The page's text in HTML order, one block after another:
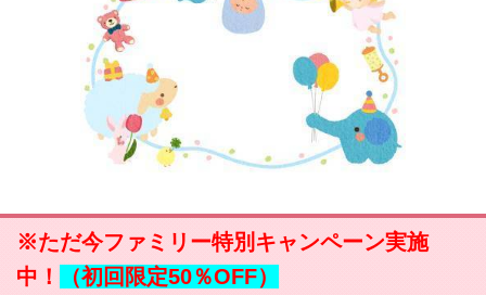
※ただ今ファミリー特別キャンペーン実施
中！
（初回限定50％OFF）